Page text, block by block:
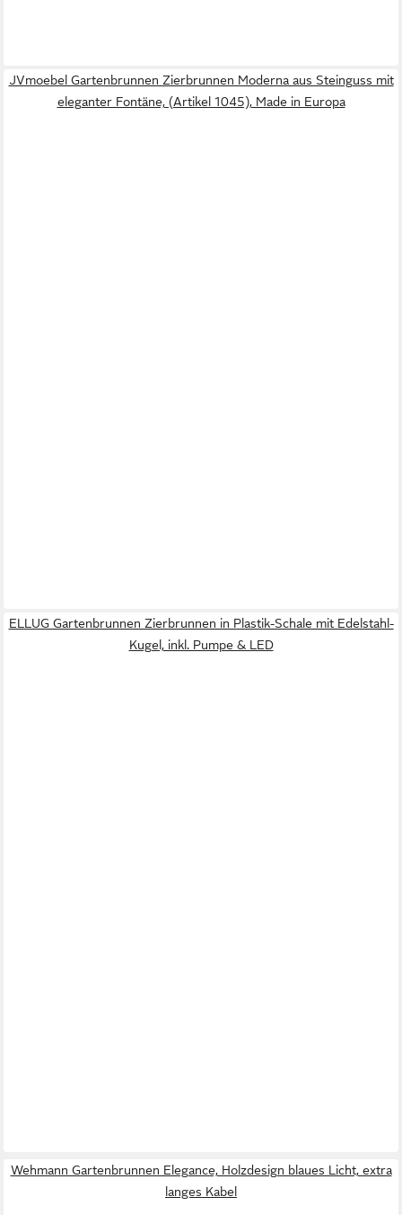
JVmoebel Gartenbrunnen Zierbrunnen Moderna aus Steinguss mit
eleganter Fontäne, (Artikel 1045), Made in Europa
ELLUG Gartenbrunnen Zierbrunnen in Plastik-Schale mit Edelstahl-
Kugel, inkl. Pumpe & LED
Wehmann Gartenbrunnen Elegance, Holzdesign blaues Licht, extra
langes Kabel